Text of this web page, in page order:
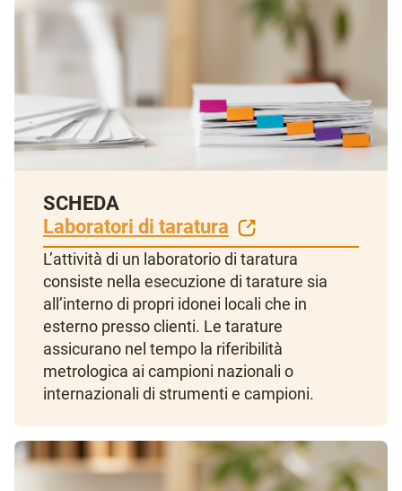
SCHEDA
Laboratori di taratura
L’attività di un laboratorio di taratura
consiste nella esecuzione di tarature sia
all’interno di propri idonei locali che in
esterno presso clienti. Le tarature
assicurano nel tempo la riferibilità
metrologica ai campioni nazionali o
internazionali di strumenti e campioni.